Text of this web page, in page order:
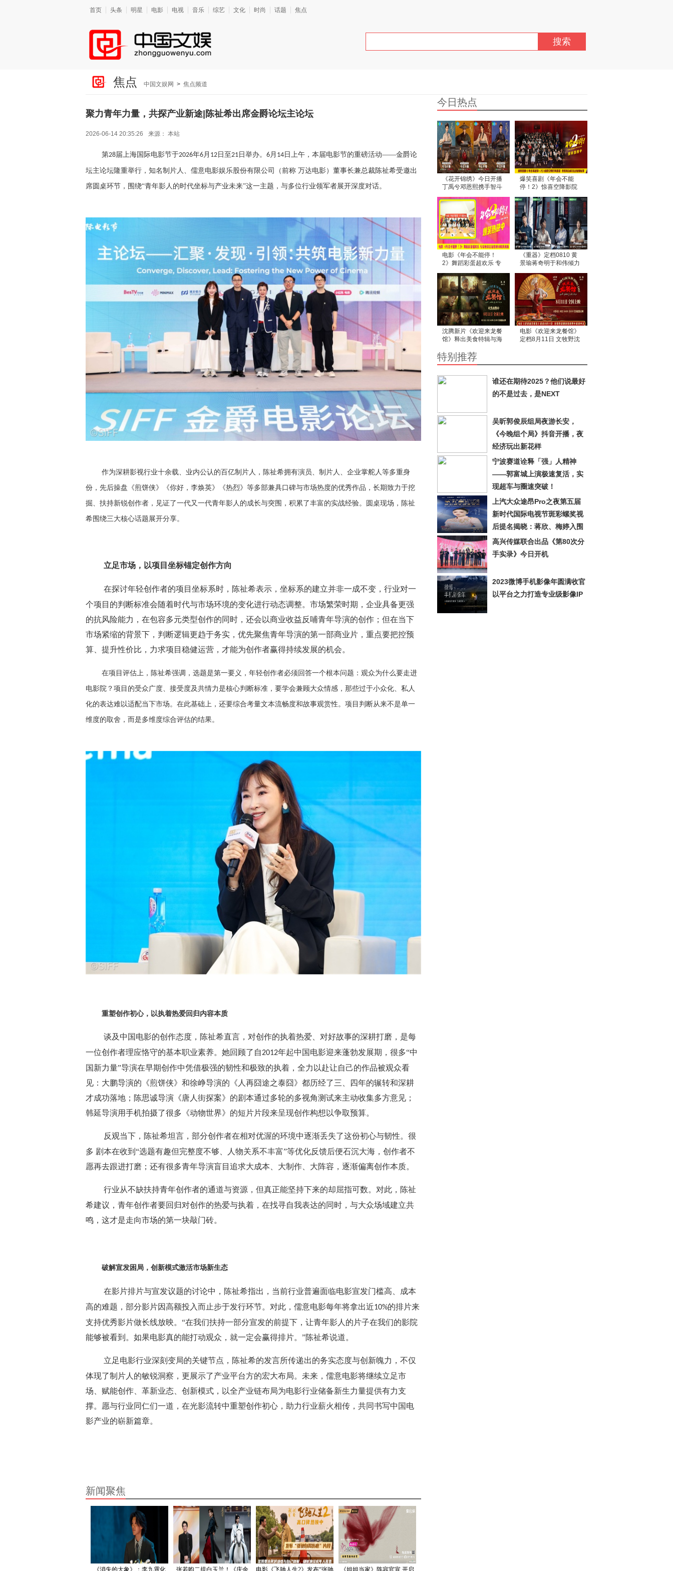
首页 头条 明星 电影 电视 音乐 综艺 文化 时尚 话题 焦点
搜索
焦点 中国文娱网 > 焦点频道
聚力青年力量，共探产业新途|陈祉希出席金爵论坛主论坛
2026-06-14 20:35:26 来源： 本站
第28届上海国际电影节于2026年6月 12 日至21 日举办。 6月 14 日上午，本届电影节的重磅活动——金爵论
坛主论坛隆重举行，知名制片人、儒意电影娱乐股份有限公司（前称 万达电影）董事长兼总裁陈祉希受邀出
席圆桌环节，围绕“青年影人的时代坐标与产业未来”这一主题，与多位行业领军者展开深度对话。
作为深耕影视行业十余载、业内公认的百亿制片人，陈祉希拥有演员、制片人、企业掌舵人等多重身
份，先后操盘《煎饼侠》《你好，李焕英》《热烈》等多部兼具口碑与市场热度的优秀作品，长期致力于挖
掘、扶持新锐创作者，见证了一代又一代青年影人的成长与突围，积累了丰富的实战经验。圆桌现场，陈祉
希围绕三大核心话题展开分享。
立足市场，以项目坐标锚定创作方向
在探讨年轻创作者的项目坐标系时，陈祉希表示，坐标系的建立并非一成不变，行业对一
个项目的判断标准会随着时代与市场环境的变化进行动态调整。市场繁荣时期，企业具备更强
的抗风险能力，在包容多元类型创作的同时，还会以商业收益反哺青年导演的创作；但在当下
市场紧缩的背景下，判断逻辑更趋于务实，优先聚焦青年导演的第一部商业片，重点要把控预
算、提升性价比，力求项目稳健运营，才能为创作者赢得持续发展的机会。
在项目评估上，陈祉希强调，选题是第一要义，年轻创作者必须回答一个根本问题：观众为什么要走进
电影院？项目的受众广度、接受度及共情力是核心判断标准，要学会兼顾大众情感，那些过于小众化、私人
化的表达难以适配当下市场。在此基础上，还要综合考量文本流畅度和故事观赏性。项目判断从来不是单一
维度的取舍，而是多维度综合评估的结果。
重塑创作初心，以执着热爱回归内容本质
谈及中国电影的创作态度，陈祉希直言，对创作的执着热爱、对好故事的深耕打磨，是每
一位创作者理应恪守的基本职业素养。她回顾了自2012年起中国电影迎来蓬勃发展期，很多“中
国新力量”导演在早期创作中凭借极强的韧性和极致的执着，全力以赴让自己的作品被观众看
见：大鹏导演的《煎饼侠》和徐峥导演的《人再囧途之泰囧》都历经了三、四年的辗转和深耕
才成功落地；陈思诚导演《唐人街探案》的剧本通过多轮的多视角测试来主动收集多方意见；
韩延导演用手机拍摄了很多《动物世界》的短片片段来呈现创作构想以争取预算。
反观当下，陈祉希坦言，部分创作者在相对优渥的环境中逐渐丢失了这份初心与韧性。很
多 剧本在收到 “选题有趣但完整度不够、人物关系不丰富”等优化反馈后便石沉大海，创作者不
愿再去跟进打磨；还有很多青年导演盲目追求大成本、大制作、大阵容，逐渐偏离创作本质。
行业从不缺扶持青年创作者的通道与资源，但真正能坚持下来的却屈指可数。对此，陈祉
希建议，青年创作者要回归对创作的热爱与执着，在找寻自我表达的同时，与大众场域建立共
鸣，这才是走向市场的第一块敲门砖。
破解宣发困局， 创新模式激活市场新生态
在影片排片与宣发议题的讨论中，陈祉希指出，当前行业普遍面临电影宣发门槛高、成本
高的难题，部分影片因高额投入而止步于发行环节。对此，儒意电影每年将拿出近10%的排片来
支持优秀影片做长线放映。“在我们扶持一部分宣发的前提下，让青年影人的片子在我们的影院
能够被看到。如果电影真的能打动观众，就一定会赢得排片。”陈祉希说道。
立足电影行业深刻变局的关键节点，陈祉希的发言所传递出的务实态度与创新魄力，不仅
体现了制片人的敏锐洞察，更展示了产业平台方的宏大布局。未来，儒意电影将继续立足市
场、赋能创作、革新业态、创新模式，以全产业链布局为电影行业储备新生力量提供有力支
撑。愿与行业同仁们一道，在光影流转中重塑创作初心，助力行业薪火相传，共同书写中国电
影产业的崭新篇章。
今日热点
《花开锦绣》今日开播
丁禹兮邓恩熙携手智斗
爆笑喜剧《年会不能
停！2》惊喜空降影院
围拉满
电影《年会不能停！
2》舞蹈彩蛋超欢乐 专
满满
《重器》定档0810 黄
景瑜蒋奇明于和伟倾力
沈腾新片《欢迎来龙餐
馆》释出美食特辑与海
电影《欢迎来龙餐馆》
定档8月11日 文牧野沈
特别推荐
谁还在期待2025？他们说最好
的不是过去，是NEXT
吴昕郭俊辰组局夜游长安，
《今晚组个局》抖音开播，夜
经济玩出新花样
宁波赛道诠释「强」人精神
——郭富城上演极速复活，实
现超车与圈速突破！
上汽大众途昂Pro之夜第五届
新时代国际电视节斑彩螺奖视
后提名揭晓：蒋欣、梅婷入围
高兴传媒联合出品《第80次分
手实录》今日开机
2023微博手机影像年圆满收官
以平台之力打造专业级影像IP
新闻聚焦
《消失的大象》：李九霄化 张若昀二提白玉兰！《庆余 电影《飞驰人生2》发布“张驰 《姐姐当家》阵容官宣 开启